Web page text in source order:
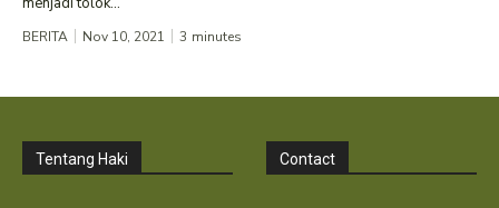
BERITA Nov 10, 2021 3 minutes
Tentang Haki Contact